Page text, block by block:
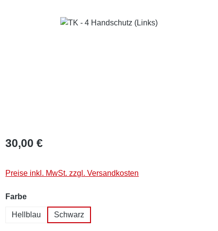
Bildergalerie überspringen
30,00 €
Preise inkl. MwSt. zzgl. Versandkosten
Farbeauswählen
Hellblau Schwarz